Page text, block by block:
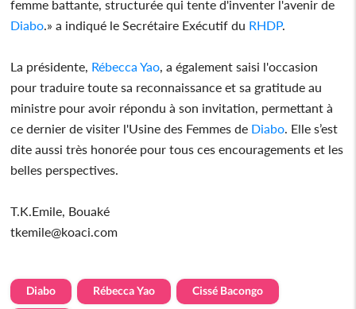
femme battante, structurée qui tente d'inventer l'avenir de
Diabo.» a indiqué le Secrétaire Exécutif du RHDP.
La présidente, Rébecca Yao, a également saisi l'occasion
pour traduire toute sa reconnaissance et sa gratitude au
ministre pour avoir répondu à son invitation, permettant à
ce dernier de visiter l'Usine des Femmes de Diabo. Elle s’est
dite aussi très honorée pour tous ces encouragements et les
belles perspectives.
T.K.Emile, Bouaké
tkemile@koaci.com
Diabo Rébecca Yao Cissé Bacongo